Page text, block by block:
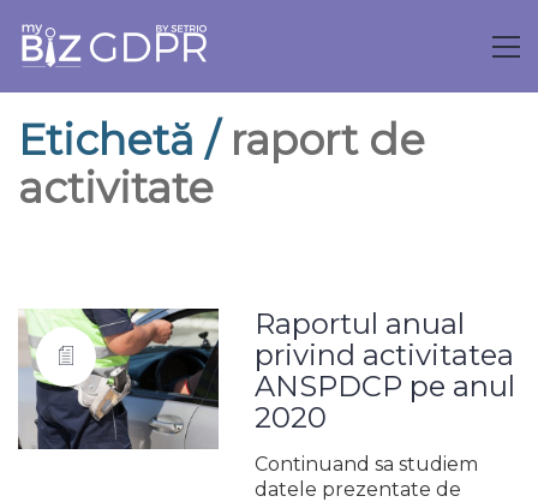
Etichetă / raport de
activitate
Raportul anual
privind activitatea
ANSPDCP pe anul
2020
Continuand sa studiem
datele prezentate de